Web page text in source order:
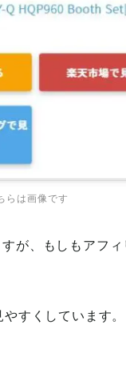
らは画像です
が、もしもアフ
すくしています